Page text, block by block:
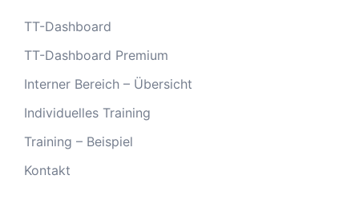
TT-Dashboard
TT-Dashboard Premium
Interner Bereich – Übersicht
Individuelles Training
Training – Beispiel
Kontakt